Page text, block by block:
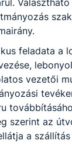
feladata a
vezetői
szerint az
a